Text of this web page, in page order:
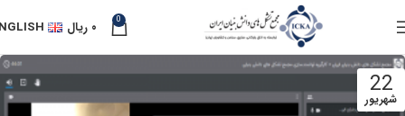
0 ۰ ریال
22
شهریور